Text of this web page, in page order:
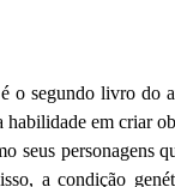
o segundo livro do
em criar
seus personagens
a condição